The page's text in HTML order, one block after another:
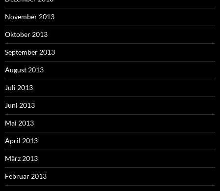
November 2013
Oktober 2013
September 2013
August 2013
Juli 2013
Juni 2013
Mai 2013
April 2013
März 2013
Februar 2013